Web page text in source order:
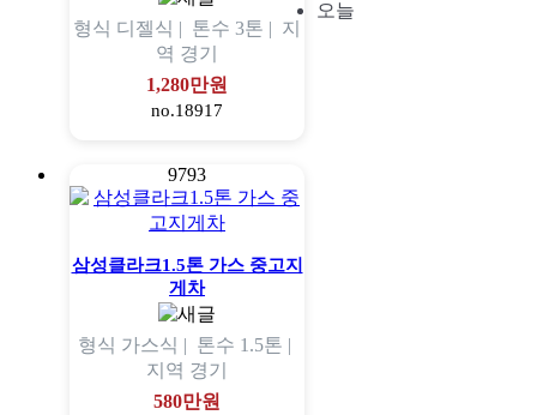
형식 디젤식 | 톤수 3톤 | 지
역 경기
1,280만원
no.18917
9793
삼성클라크1.5톤 가스 중고지
게차
형식 가스식 | 톤수 1.5톤 |
지역 경기
580만원
오늘